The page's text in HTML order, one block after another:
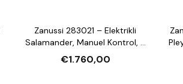
Zanussi 283021 – Elektrikli
Salamander, Manuel Kontrol, 3
Tarafı Açık, 600 mm
€1.760,00